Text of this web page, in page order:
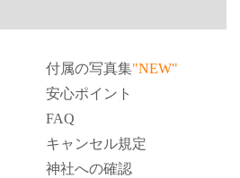
付属の写真集"NEW"
安心ポイント
FAQ
キャンセル規定
神社への確認